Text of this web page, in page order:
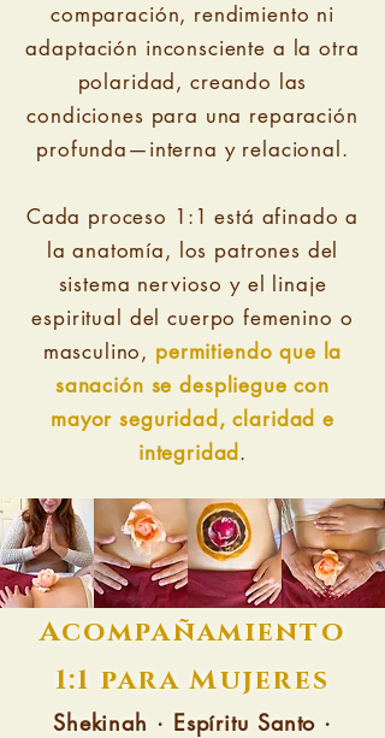
comparación, rendimiento ni
adaptación inconsciente a la otra
polaridad, creando las
condiciones para una reparación
profunda—interna y relacional.
Cada proceso 1:1 está afinado a
la anatomía, los patrones del
sistema nervioso y el linaje
espiritual del cuerpo femenino o
masculino, permitiendo que la
sanación se despliegue con
mayor seguridad, claridad e
integridad.
Acompañamiento
1:1 para Mujeres
Shekinah · Espíritu Santo ·